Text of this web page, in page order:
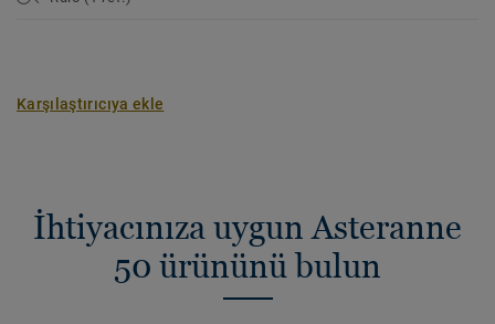
Karşılaştırıcıya ekle
İhtiyacınıza uygun Asteranne
50 ürününü bulun